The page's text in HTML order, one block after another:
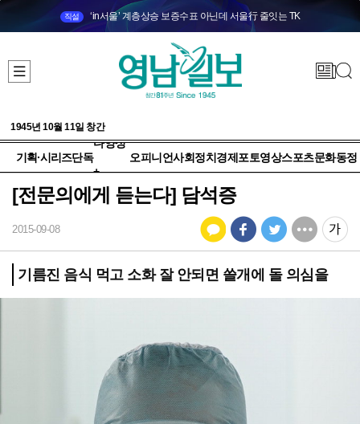
직설 ‘in서울’ 계층상승 보증수표 아닌데 서울行 줄잇는 TK
1945년 10월 11일 창간
기획·시리즈단독
다양성
+
오피니언사회정치 경제 포토영상스포츠문화동정
[전문의에게 듣는다] 담석증
2015-09-08
기름진 음식 먹고 소화 잘 안되면 쓸개에 돌 의심을